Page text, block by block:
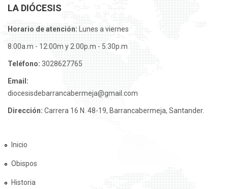
LA DIÓCESIS
Horario de atención:Lunes a viernes
8:00a.m - 12:00m y 2:00p.m - 5:30p.m
Teléfono: 3028627765
Email:
diocesisdebarrancabermeja@gmail.com
Dirección: Carrera 16 N. 48-19, Barrancabermeja, Santander.
Inicio
Obispos
Historia